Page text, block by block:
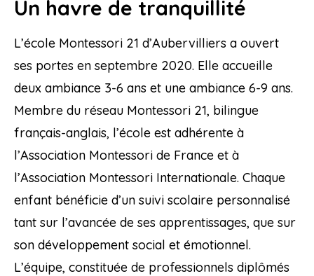
Un havre de tranquillité
L’école Montessori 21 d’Aubervilliers a ouvert
ses portes en septembre 2020. Elle accueille
deux ambiance 3-6 ans et une ambiance 6-9 ans.
Membre du réseau Montessori 21, bilingue
français-anglais, l’école est adhérente à
l’Association Montessori de France et à
l’Association Montessori Internationale. Chaque
enfant bénéficie d’un suivi scolaire personnalisé
tant sur l’avancée de ses apprentissages, que sur
son développement social et émotionnel.
L’équipe, constituée de professionnels diplômés